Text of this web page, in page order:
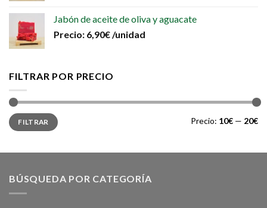
Jabón de aceite de oliva y aguacate
Precio: 6,90€/unidad
FILTRAR POR PRECIO
Precio
mínimo
Precio
máximo
FILTRAR Precio: 10€ — 20€
BÚSQUEDA POR CATEGORÍA